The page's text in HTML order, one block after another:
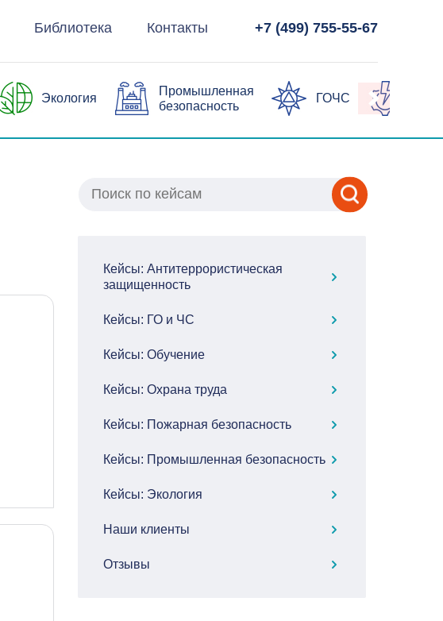
Библиотека Контакты +7 (499) 755-55-67
Экология
Промышленная
безопасность
ГОЧС
Кейсы: Антитеррористическая
защищенность
Кейсы: ГО и ЧС
Кейсы: Обучение
Кейсы: Охрана труда
Кейсы: Пожарная безопасность
Кейсы: Промышленная безопасность
Кейсы: Экология
Наши клиенты
Отзывы